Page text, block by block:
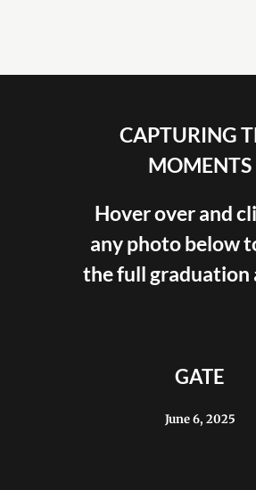
CAPTURING
MOMENTS
Hover over and
any photo below
the full graduation
GATE
June 6, 2025